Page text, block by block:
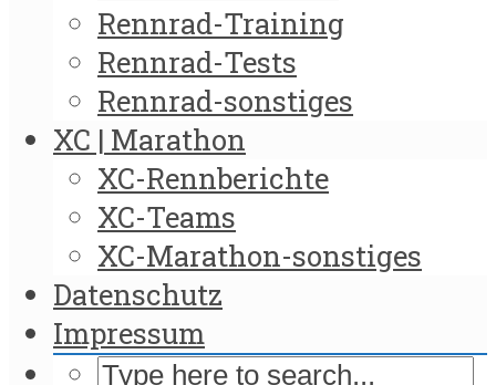
Rennrad-Training
Rennrad-Tests
Rennrad-sonstiges
XC | Marathon
XC-Rennberichte
XC-Teams
XC-Marathon-sonstiges
Datenschutz
Impressum